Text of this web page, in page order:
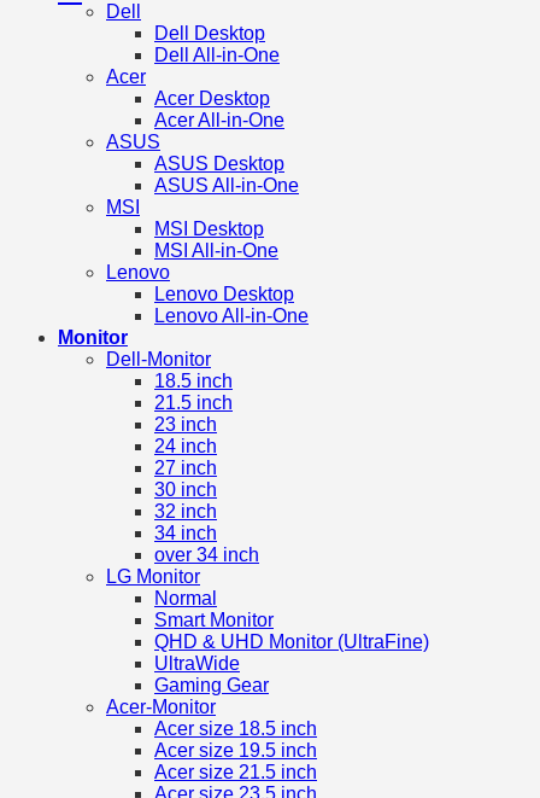
Dell
Dell Desktop
Dell All-in-One
Acer
Acer Desktop
Acer All-in-One
ASUS
ASUS Desktop
ASUS All-in-One
MSI
MSI Desktop
MSI All-in-One
Lenovo
Lenovo Desktop
Lenovo All-in-One
Monitor
Dell-Monitor
18.5 inch
21.5 inch
23 inch
24 inch
27 inch
30 inch
32 inch
34 inch
over 34 inch
LG Monitor
Normal
Smart Monitor
QHD & UHD Monitor (UltraFine)
UltraWide
Gaming Gear
Acer-Monitor
Acer size 18.5 inch
Acer size 19.5 inch
Acer size 21.5 inch